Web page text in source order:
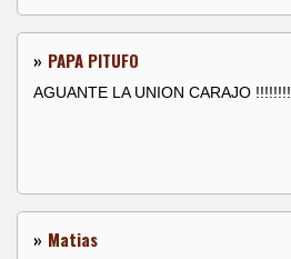
» PAPA PITUFO
AGUANTE LA UNION CARAJO !!!!!!!!
» Matias